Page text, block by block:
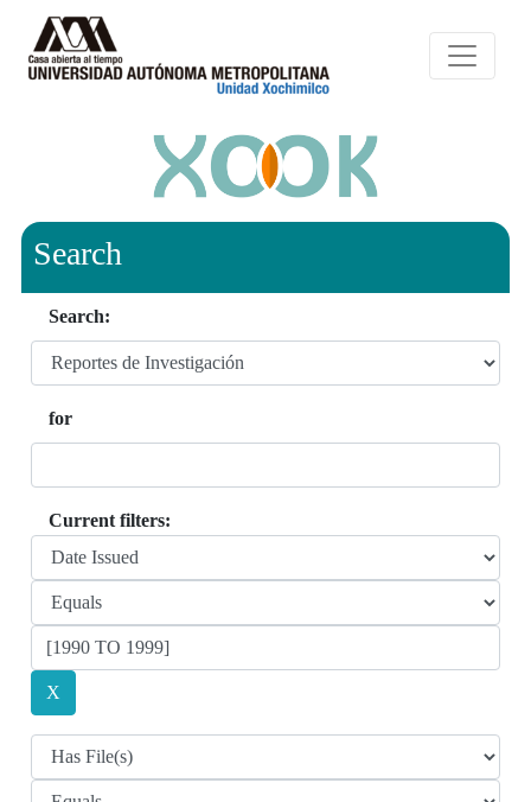
Search
Search:
for
Current filters: